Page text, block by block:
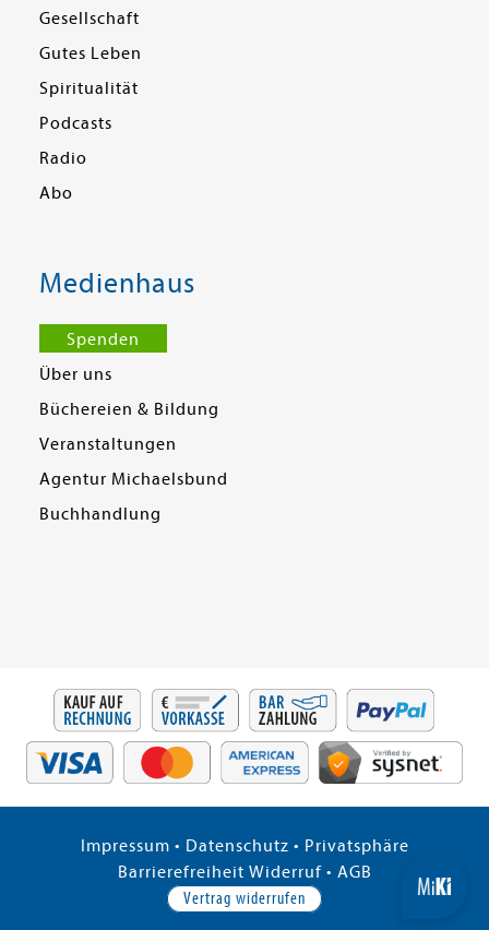
Gesellschaft
Gutes Leben
Spiritualität
Podcasts
Radio
Abo
Medienhaus
Spenden
Über uns
Büchereien & Bildung
Veranstaltungen
Agentur Michaelsbund
Buchhandlung
Impressum • Datenschutz • Privatsphäre
Barrierefreiheit Widerruf• AGB
Vertrag widerrufen